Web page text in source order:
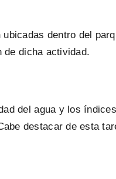
dentro del
de dicha actividad.
del agua y los
destacar de esta